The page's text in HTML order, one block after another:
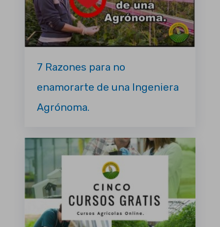
7 Razones para no
enamorarte de una Ingeniera
Agrónoma.